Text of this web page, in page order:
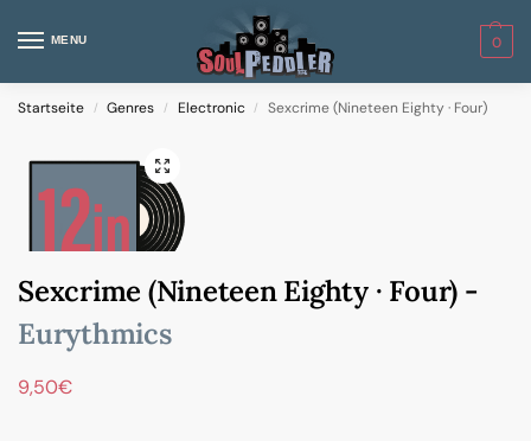
MENU 0
Startseite / Genres / Electronic / Sexcrime (Nineteen Eighty · Four)
Sexcrime (Nineteen Eighty · Four) -
Eurythmics
9,50€